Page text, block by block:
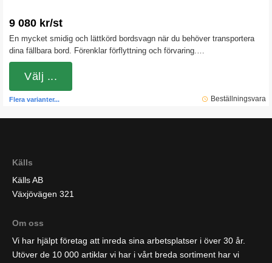
9 080 kr/st
En mycket smidig och lättkörd bordsvagn när du behöver transportera
dina fällbara bord. Förenklar förflyttning och förvaring.
Bordstransportören passar till våra Fällbord Konferens med rak skiva
utan hjul och har plats för tio bord. Denna vagn passar för 1600 och
2000 mm långa fällbord. Finns med stativ i färgerna vit och silver.
Bottenskiva ingår och den finns i åtta olika färger.
Beställningsvara
Flera varianter...
Välj ...
Källs
Källs AB
Växjövägen 321
Om oss
Vi har hjälpt företag att inreda sina arbetsplatser i över 30 år.
Utöver de 10 000 artiklar vi har i vårt breda sortiment har vi